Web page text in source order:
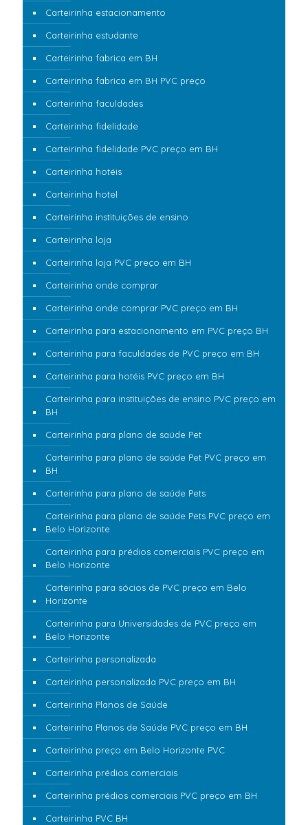
Carteirinha estacionamento
Carteirinha estudante
Carteirinha fabrica em BH
Carteirinha fabrica em BH PVC preço
Carteirinha faculdades
Carteirinha fidelidade
Carteirinha fidelidade PVC preço em BH
Carteirinha hotéis
Carteirinha hotel
Carteirinha instituições de ensino
Carteirinha loja
Carteirinha loja PVC preço em BH
Carteirinha onde comprar
Carteirinha onde comprar PVC preço em BH
Carteirinha para estacionamento em PVC preço BH
Carteirinha para faculdades de PVC preço em BH
Carteirinha para hotéis PVC preço em BH
Carteirinha para instituições de ensino PVC preço em
BH
Carteirinha para plano de saúde Pet
Carteirinha para plano de saúde Pet PVC preço em
BH
Carteirinha para plano de saúde Pets
Carteirinha para plano de saúde Pets PVC preço em
Belo Horizonte
Carteirinha para prédios comerciais PVC preço em
Belo Horizonte
Carteirinha para sócios de PVC preço em Belo
Horizonte
Carteirinha para Universidades de PVC preço em
Belo Horizonte
Carteirinha personalizada
Carteirinha personalizada PVC preço em BH
Carteirinha Planos de Saúde
Carteirinha Planos de Saúde PVC preço em BH
Carteirinha preço em Belo Horizonte PVC
Carteirinha prédios comerciais
Carteirinha prédios comerciais PVC preço em BH
Carteirinha PVC BH